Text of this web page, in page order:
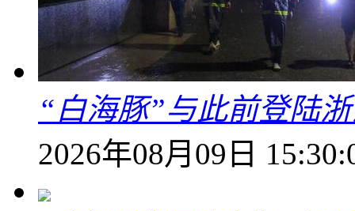
“白海豚”与此前登陆
2026年08月09日